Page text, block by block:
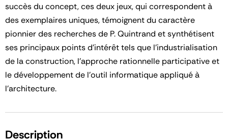
succès du concept, ces deux jeux, qui correspondent à
des exemplaires uniques, témoignent du caractère
pionnier des recherches de P. Quintrand et synthétisent
ses principaux points d'intérêt tels que l'industrialisation
de la construction, l'approche rationnelle participative et
le développement de l'outil informatique appliqué à
l'architecture.
Description